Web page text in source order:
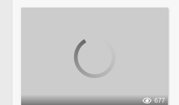
677